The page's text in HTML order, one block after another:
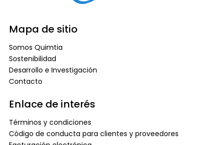
Mapa de sitio
Somos Quimtia
Sostenibilidad
Desarrollo e Investigación
Contacto
Enlace de interés
Términos y condiciones
Código de conducta para clientes y proveedores